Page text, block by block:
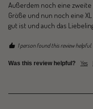
Außerdem noch eine zweite
Größe und nun noch eine
gut ist und auch das
1 person found this review helpful.
Was this review helpful? Yes